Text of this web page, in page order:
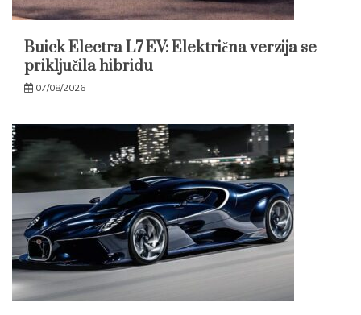
Buick Electra L7 EV: Električna verzija se
priključila hibridu
07/08/2026